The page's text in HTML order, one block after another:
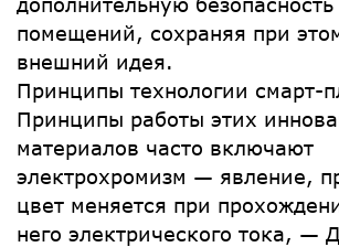
помещений, сохраняя при
внешний идея.
Принципы технологии смарт-
Принципы работы этих
материалов часто включают
электрохромизм — явление,
цвет меняется при
него электрического тока, —